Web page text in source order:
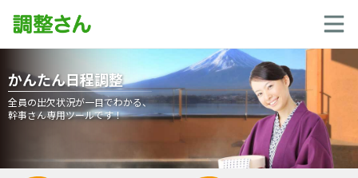
かんたん日程調整
全員の出欠状況が一目でわかる、
幹事さん専用ツールです！